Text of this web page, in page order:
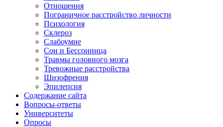
Отношения
Пограничное расстройство личности
Психология
Склероз
Слабоумие
Сон и Бессонница
Травмы головного мозга
Тревожные расстройства
Шизофрения
Эпилепсия
Содержание сайта
Вопросы-ответы
Университеты
Опросы